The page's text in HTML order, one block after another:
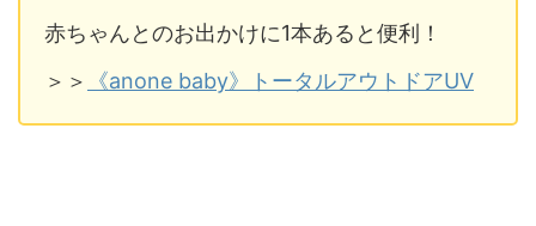
赤ちゃんとのお出かけに1本あると便利！
＞＞
《anone baby》トータルアウトドアUV